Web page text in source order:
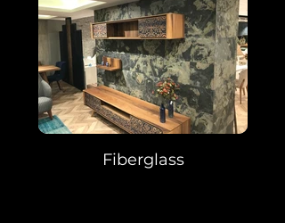
Fiberglass